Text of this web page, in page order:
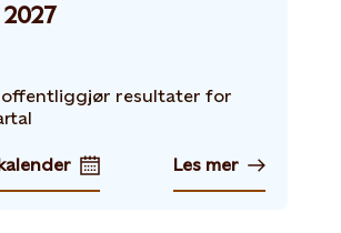
resultater for
Les mer